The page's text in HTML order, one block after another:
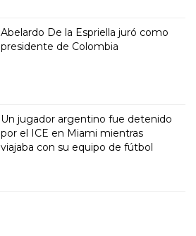
Abelardo De la Espriella juró como
presidente de Colombia
Un jugador argentino fue detenido
por el ICE en Miami mientras
viajaba con su equipo de fútbol